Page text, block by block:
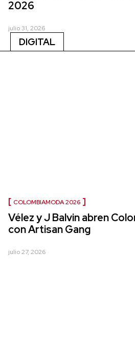
2026
julio 31, 2026
DIGITAL
COLOMBIAMODA 2026
Vélez y J Balvin abren
con Artisan Gang
julio 27, 2026